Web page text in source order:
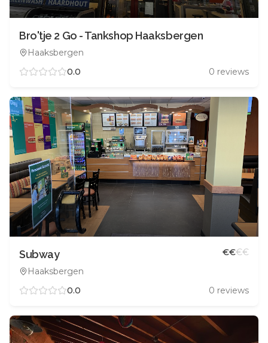
Bro'tje 2 Go - Tankshop Haaksbergen
Haaksbergen
0.0
0 reviews
Subway
Haaksbergen
€€€€
0.0 0 reviews